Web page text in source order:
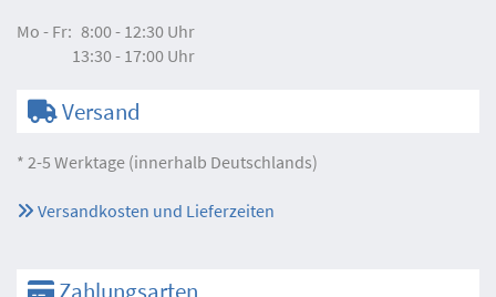
Mo - Fr: 8:00 - 12:30 Uhr
13:30 - 17:00 Uhr
Versand
* 2-5 Werktage (innerhalb Deutschlands)
Versandkosten und Lieferzeiten
Zahlungsarten